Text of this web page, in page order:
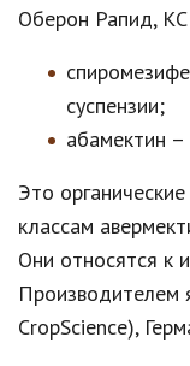
Оберон Рапид,
суспензии;
абамектин –
Это
классам
Они относятся к
Производителем
CropScience),